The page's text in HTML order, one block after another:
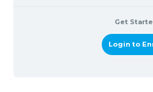
Get
Login to